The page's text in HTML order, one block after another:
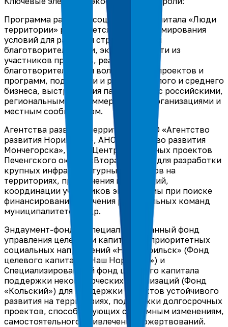
Программа развития социального капитала «Люди
территории» реализуется в целях формирования
условий для развития стратегической
благотворительности, экспертной сети из
участников проектов, реализации
благотворительных и волонтёрских проектов и
программ, поддержки и развития малого и среднего
бизнеса, выстраивания партнерства с российскими,
региональными некоммерческими организациями и
местным сообществом.
Агентства развития территории: АНО «Агентство
развития Норильска», АНО «Агентство развития
Мончегорска», АНО «Центр социальных проектов
Печенгского округа «Вторая школа» для разработки
крупных инфраструктурных проектов на
территориях, привлечения инвестиций,
координации участников экосистемы при поиске
финансирования, обучения региональных команд
муниципалитетов и др.
Эндаумент-фонды: Специализированный фонд
управления целевыми капиталами приоритетных
социальных направлений «Наш Норильск» (Фонд
целевого капитала «Наш Норильск») и
Специализированный фонд целевого капитала
поддержки некоммерческих организаций (Фонд
«Кольский») для поддержки проектов устойчивого
развития на территориях, поддержки долгосрочных
проектов, способствующих системным изменениям,
самостоятельного привлечение пожертвований.